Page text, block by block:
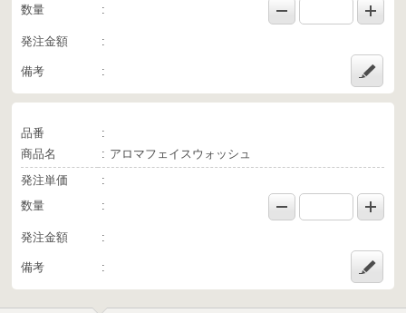
数量
発注金額
備考
品番
商品名
アロマフェイスウォッシュ
発注単価
数量
発注金額
備考